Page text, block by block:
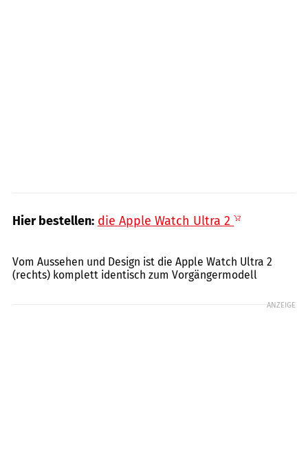
Hier bestellen: die Apple Watch Ultra 2
Vom Aussehen und Design ist die Apple Watch Ultra 2
(rechts) komplett identisch zum Vorgängermodell
ANZEIGE